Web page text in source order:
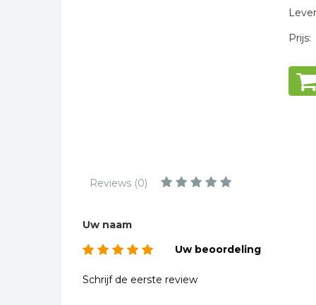
Toeristische kaarten en
gidsen
Prijs:
Reviews (0)
Uw naam
Uw beoordeling
Schrijf de eerste review